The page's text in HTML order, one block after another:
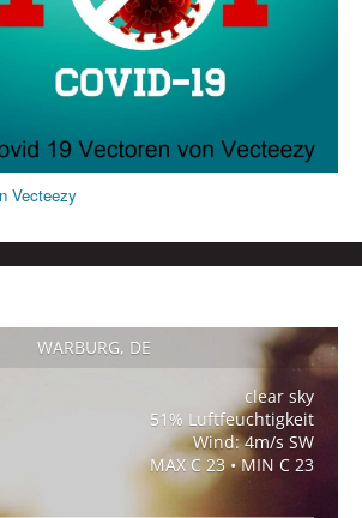
Vecteezy
WARBURG, DE
clear sky
51% Luftfeuchtigkeit
Wind: 4m/s SW
MAX C 23 • MIN C 23